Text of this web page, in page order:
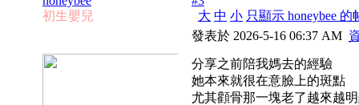
初生嬰兒
大 中 小 只顯示 honeybee 的
發表於 2026-5-16 06:37 AM
分享之前陪我媽去的經驗
她本來就很在意臉上的斑點
尤其顴骨那一塊老了越來越